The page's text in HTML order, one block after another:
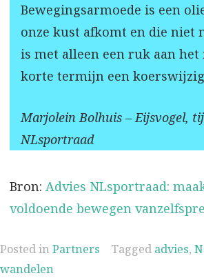
Bewegingsarmoede is een
onze kust afkomt en die niet
is met alleen een ruk aan het
korte termijn een
Marjolein Bolhuis – Eijsvogel,
NLsportraad
Bron: Advies NLsportraad:
voldoende bewegen
Posted in Partners Tagged advies,
wandelen